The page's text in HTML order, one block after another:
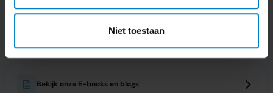
Niet toestaan
Vraag een gratis kennismakingsgesprek aan
Bekijk onze E-books en blogs